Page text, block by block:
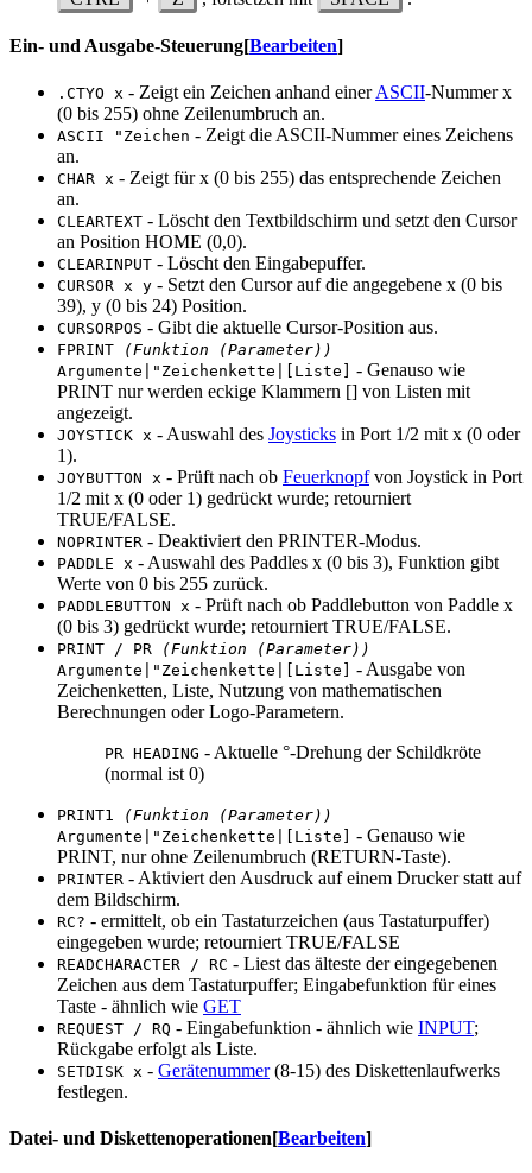
Ein- und Ausgabe-Steuerung[Bearbeiten]
.CTYO x - Zeigt ein Zeichen anhand einerASCII-Nummer x
(0 bis 255) ohne Zeilenumbruch an.
ASCII "Zeichen - Zeigt die ASCII-Nummer eines Zeichens
an.
CHAR x - Zeigt für x (0 bis 255) das entsprechende Zeichen
an.
CLEARTEXT - Löscht den Textbildschirm und setzt den Cursor
an Position HOME (0,0).
CLEARINPUT - Löscht den Eingabepuffer.
CURSOR x y - Setzt den Cursor auf die angegebene x (0 bis
39), y (0 bis 24) Position.
CURSORPOS - Gibt die aktuelle Cursor-Position aus.
FPRINT
(Funktion (Parameter))
Argumente|"Zeichenkette|[Liste]
- Genauso wie
PRINT nur werden eckige Klammern [] von Listen mit
angezeigt.
JOYSTICK x - Auswahl des Joysticks in Port 1/2 mit x (0 oder
1).
JOYBUTTON x - Prüft nach ob Feuerknopfvon Joystick in Port
1/2 mit x (0 oder 1) gedrückt wurde; retourniert
TRUE/FALSE.
NOPRINTER - Deaktiviert den PRINTER-Modus.
PADDLE x - Auswahl des Paddles x (0 bis 3), Funktion gibt
Werte von 0 bis 255 zurück.
PADDLEBUTTON x - Prüft nach ob Paddlebutton von Paddle x
(0 bis 3) gedrückt wurde; retourniert TRUE/FALSE.
PRINT / PR
(Funktion (Parameter))
Argumente|"Zeichenkette|[Liste]
- Ausgabe von
Zeichenketten, Liste, Nutzung von mathematischen
Berechnungen oder Logo-Parametern.
PR HEADING - Aktuelle °-Drehung der Schildkröte
(normal ist 0)
PRINT1
(Funktion (Parameter))
Argumente|"Zeichenkette|[Liste]
- Genauso wie
PRINT, nur ohne Zeilenumbruch (RETURN-Taste).
PRINTER - Aktiviert den Ausdruck auf einem Drucker statt auf
dem Bildschirm.
RC? - ermittelt, ob ein Tastaturzeichen (aus Tastaturpuffer)
eingegeben wurde; retourniert TRUE/FALSE
READCHARACTER / RC - Liest das älteste der eingegebenen
Zeichen aus dem Tastaturpuffer; Eingabefunktion für eines
Taste - ähnlich wie GET
REQUEST / RQ - Eingabefunktion - ähnlich wie INPUT;
Rückgabe erfolgt als Liste.
SETDISK x - Gerätenummer(8-15) des Diskettenlaufwerks
festlegen.
Datei- und Diskettenoperationen[Bearbeiten]